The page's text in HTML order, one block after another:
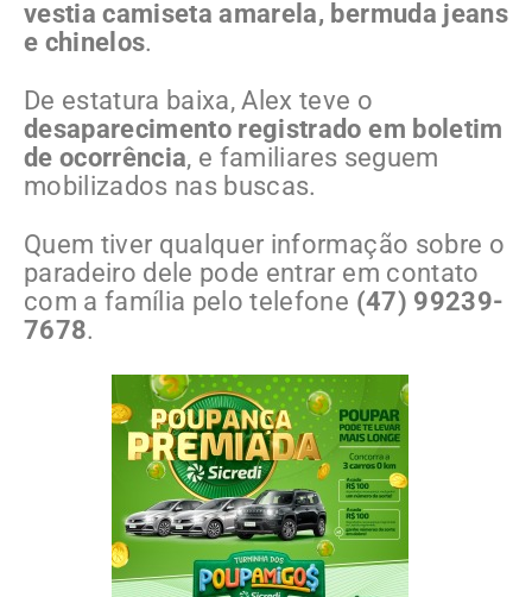
vestia camiseta amarela, bermuda jeans
e chinelos.
De estatura baixa, Alex teve o
desaparecimento registrado em boletim
de ocorrência, e familiares seguem
mobilizados nas buscas.
Quem tiver qualquer informação sobre o
paradeiro dele pode entrar em contato
com a família pelo telefone (47) 99239-
7678.